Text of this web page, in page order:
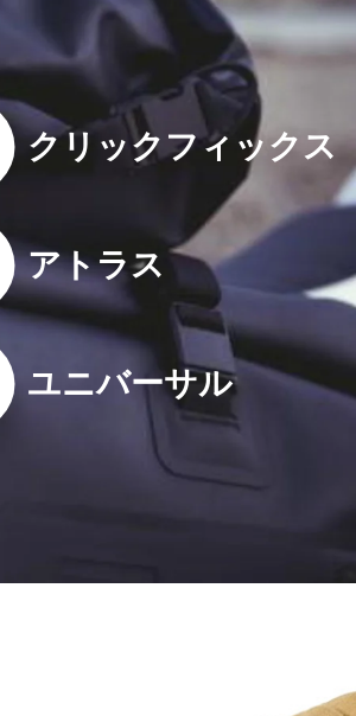
クリックフィックス
アトラス
ユニバーサル